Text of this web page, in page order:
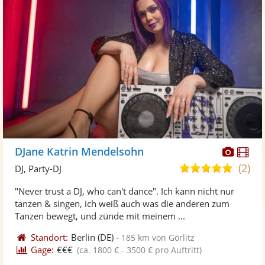
DJane Katrin Mendelsohn
5,0
5
(2)
DJ, Party-DJ
"Never trust a DJ, who can't dance". Ich kann nicht nur
tanzen & singen, ich weiß auch was die anderen zum
Tanzen bewegt, und zünde mit meinem ...
Standort: Berlin (DE) - 185 km von Görlitz
Gage: €€€ (ca. 1800 € - 3500 € pro Auftritt)